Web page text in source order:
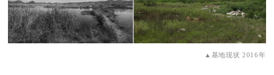
▲基地现状 2016年